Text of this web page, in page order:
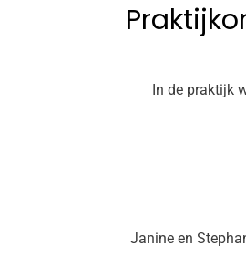
In de praktijk
Janine en